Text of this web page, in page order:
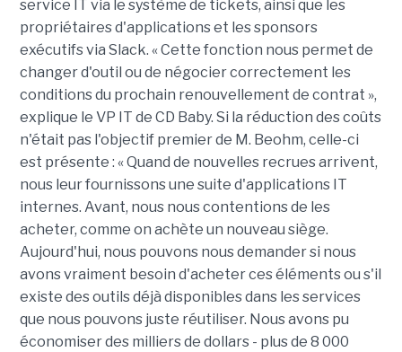
service IT via le système de tickets, ainsi que les
propriétaires d'applications et les sponsors
exécutifs via Slack. « Cette fonction nous permet de
changer d'outil ou de négocier correctement les
conditions du prochain renouvellement de contrat »,
explique le VP IT de CD Baby. Si la réduction des coûts
n'était pas l'objectif premier de M. Beohm, celle-ci
est présente : « Quand de nouvelles recrues arrivent,
nous leur fournissons une suite d'applications IT
internes. Avant, nous nous contentions de les
acheter, comme on achète un nouveau siège.
Aujourd'hui, nous pouvons nous demander si nous
avons vraiment besoin d'acheter ces éléments ou s'il
existe des outils déjà disponibles dans les services
que nous pouvons juste réutiliser. Nous avons pu
économiser des milliers de dollars - plus de 8 000